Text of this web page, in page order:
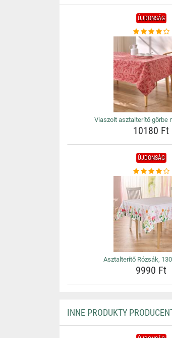
ÚJDONSÁG
Viaszolt asztalterítő görbe
10180 Ft
ÚJDONSÁG
Asztalterítő Rózsák,
9990 Ft
INNE PRODUKTY